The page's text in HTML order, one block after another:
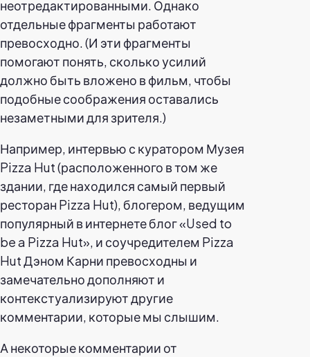
неотредактированными. Однако
отдельные фрагменты работают
превосходно. (И эти фрагменты
помогают понять, сколько усилий
должно быть вложено в фильм, чтобы
подобные соображения оставались
незаметными для зрителя.)
Например, интервью с куратором Музея
Pizza Hut (расположенного в том же
здании, где находился самый первый
ресторан Pizza Hut), блогером, ведущим
популярный в интернете блог «Used to
be a Pizza Hut», и соучредителем Pizza
Hut Дэном Карни превосходны и
замечательно дополняют и
контекстуализируют другие
комментарии, которые мы слышим.
А некоторые комментарии от